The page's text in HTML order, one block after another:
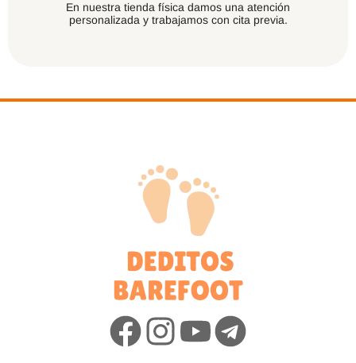
En nuestra tienda física damos una atención
personalizada y trabajamos con cita previa.